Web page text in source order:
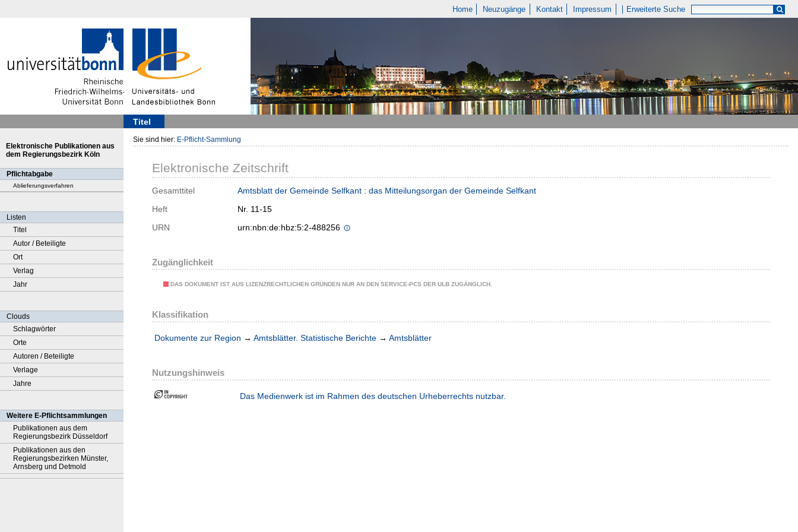
Home Neuzugänge Kontakt Impressum Erweiterte Suche
Titel
Elektronische Publikationen aus
dem Regierungsbezirk Köln
Pflichtabgabe
Ablieferungsverfahren
Listen
Titel
Autor / Beteiligte
Ort
Verlag
Jahr
Clouds
Schlagwörter
Orte
Autoren / Beteiligte
Verlage
Jahre
Weitere E-Pflichtsammlungen
Publikationen aus dem
Regierungsbezirk Düsseldorf
Publikationen aus den
Regierungsbezirken Münster,
Arnsberg und Detmold
Sie sind hier: E-Pflicht-Sammlung
Elektronische Zeitschrift
Gesamttitel
Amtsblatt der Gemeinde Selfkant : das Mitteilungsorgan der Gemeinde Selfkant
Heft
Nr. 11-15
URN
urn:nbn:de:hbz:5:2-488256
Zugänglichkeit
DAS DOKUMENT IST AUS LIZENZRECHTLICHEN GRÜNDEN NUR AN DEN SERVICE-PCS DER ULB ZUGÄNGLICH.
Klassifikation
Dokumente zur Region → Amtsblätter. Statistische Berichte → Amtsblätter
Nutzungshinweis
Das Medienwerk ist im Rahmen des deutschen Urheberrechts nutzbar.